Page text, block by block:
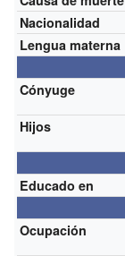
Nacionalidad
Lengua materna
Cónyuge
Hijos
Educado en
Ocupación